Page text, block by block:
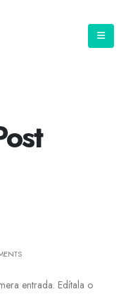
entrada. Edítala o